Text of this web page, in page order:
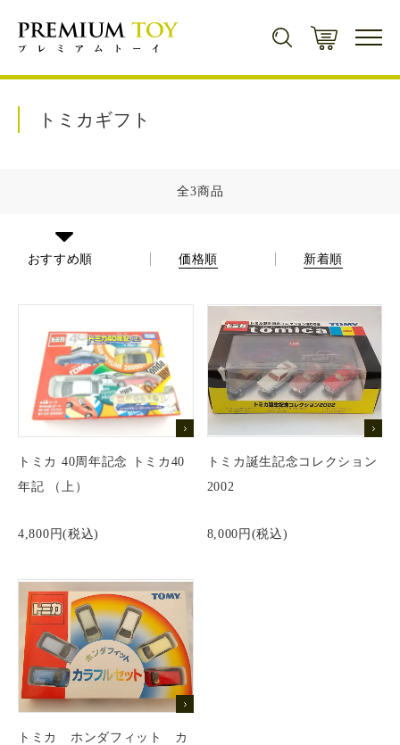
会員登録
ミニカー
トミカ
トミカプレミアム
トミカリミテッド
ドリームトミカ
チョロQ
トレーディングカード一覧
ボックス
デッキ
ゲームソフト
ゲームソフト一覧
スーパーファミコン
PCエンジン
その他 ゲームソフト
その他TOY
その他TOY一覧
遊戯王
マジック・ザ・ギャザリング
プロ野球カード
仮面ライダー
トミカ
チョロQ
コンセプト
店舗紹介
支払い方法
プライバシーポリシー
特定商取引法に基づく表記
トミカギフト
全3商品
おすすめ順 価格順 新着順
トミカ 40周年記念 トミカ40
年記 （上）
4,800円(税込)
トミカ誕生記念コレクション
2002
8,000円(税込)
トミカ ホンダフィット カ